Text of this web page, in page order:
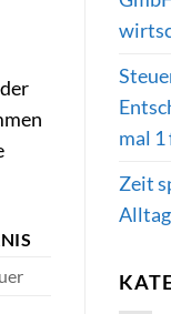
mal
Zeit
Alltag